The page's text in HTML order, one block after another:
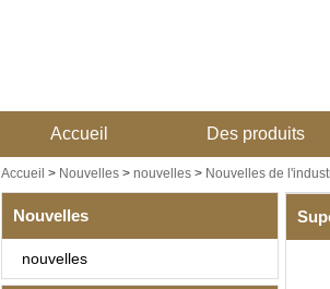
Accueil Des produits
Accueil > Nouvelles> nouvelles> Nouvelles de
Nouvelles
nouvelles